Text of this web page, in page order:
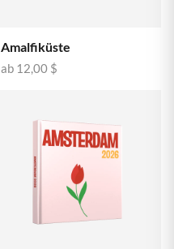
Amalfiküste
ab 12,00 $